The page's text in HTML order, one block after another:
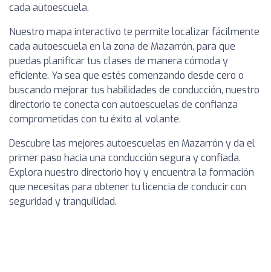
cada autoescuela.
Nuestro mapa interactivo te permite localizar fácilmente
cada autoescuela en la zona de Mazarrón, para que
puedas planificar tus clases de manera cómoda y
eficiente. Ya sea que estés comenzando desde cero o
buscando mejorar tus habilidades de conducción, nuestro
directorio te conecta con autoescuelas de confianza
comprometidas con tu éxito al volante.
Descubre las mejores autoescuelas en Mazarrón y da el
primer paso hacia una conducción segura y confiada.
Explora nuestro directorio hoy y encuentra la formación
que necesitas para obtener tu licencia de conducir con
seguridad y tranquilidad.